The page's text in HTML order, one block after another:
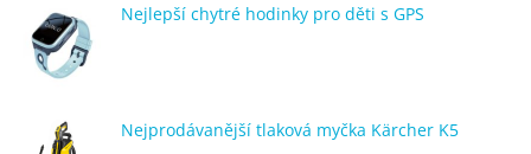
Nejlepší chytré hodinky pro děti s GPS
Nejprodávanější tlaková myčka Kärcher K5